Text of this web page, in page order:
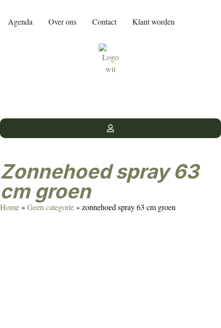
Agenda Over ons Contact Klant worden
zonnehoed spray 63
cm groen
Home» Geen categorie» zonnehoed spray 63 cm groen